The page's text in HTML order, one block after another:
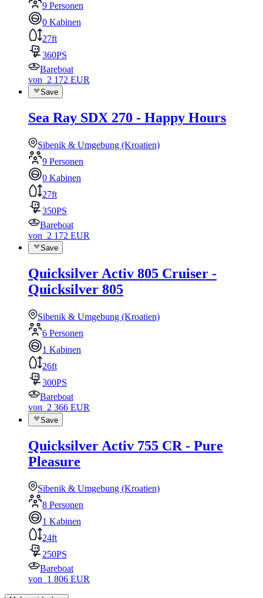
9 Personen
0 Kabinen
27ft
360PS
Bareboat
von 2 172 EUR
Save
Sea Ray SDX 270 - Happy Hours
Sibenik & Umgebung (Kroatien)
9 Personen
0 Kabinen
27ft
350PS
Bareboat
von 2 172 EUR
Save
Quicksilver Activ 805 Cruiser -
Quicksilver 805
Sibenik & Umgebung (Kroatien)
6 Personen
1 Kabinen
26ft
300PS
Bareboat
von 2 366 EUR
Save
Quicksilver Activ 755 CR - Pure
Pleasure
Sibenik & Umgebung (Kroatien)
8 Personen
1 Kabinen
24ft
250PS
Bareboat
von 1 806 EUR